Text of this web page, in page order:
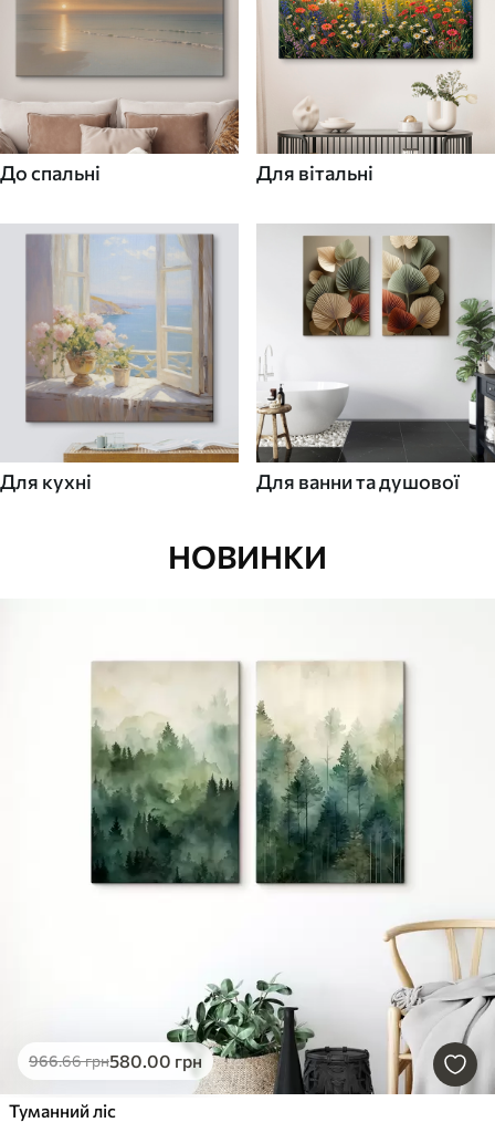
До спальні Для вітальні
Для кухні Для ванни та душової
НОВИНКИ
966.66грн580.00 грн
Туманний ліс